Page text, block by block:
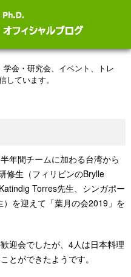
学会・研究会、イベント、トレ
ています。
年間チームに加わる台湾から
修生（フィリピンのBrylle
Torres先生、シンガポー
を迎えて「葉月の会2019」を
迎会でしたが、4人は日本料理
とができたようです。